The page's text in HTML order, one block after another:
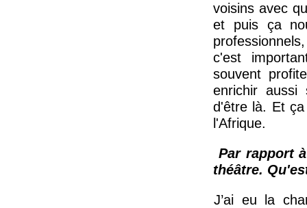
voisins avec
et puis ça
c'est
souvent
enrichir aussi
d'être là. Et
l'Afrique.
Par rapport
théâtre.
J’ai eu la